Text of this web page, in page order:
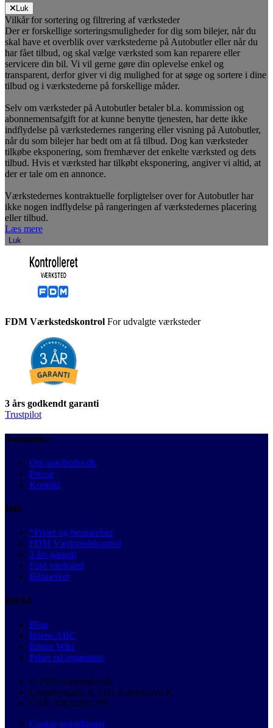
Luk
Vilkår for sortering og filtrering af værksteder
Der er forskellige sorteringsmuligheder for dig som bilejer, når du
skal have et overblik over værkstederne på Autobutler eller når du
har fået tilbud, og skal vælge værksted som kan reparere eller
servicere din bil. Vi vil gerne gøre din oplevelse enkel og
transparent, derfor giver vi dig mulighed for at søge og sortere i dine
tilbud og i værkstederne på forskellige måder.
Selv om værksteder på Autobutler betaler bl.a. kommission og
abonnementsafgift for at kunne benytte tjenesten, har dette ikke
indflydelse på værkstedernes rangering eller visning på Autobutler,
når du som bilejer har bedt om at få tilbud. Dog kan værksteder
tilkøbe eksponering, som fremhæver det enkelte værksted og dets
tilbud. Hvis et værksted har tilkøbt eksponering, angiver vi altid, at
der er tale om en annonce.
Værkstedernes kontraktuelle forpligtelser over for Autobutler har
ikke nogen indflydelse på rangeringen af værkstedernes placering
eller tilbud.
Læs mere
Luk
FDM Værkstedskontrol For udvalgte værksteder
3 års godkendt garanti
Trustpilot
Autobutler
Om autobutler.dk
Presse
Kontakt
Info
*Priser og besparelser
FDM Værkstedskontrol
3 års garanti
Find værksted
Bilmærker
Bilråd
Blog
Bilens ABC
Bilens Wiki
Priser på reparation
© 2026 Autobutler.dk
Langebrogade 4, 1411 København K
CVR: DK32891799
Cookie-indstillinger